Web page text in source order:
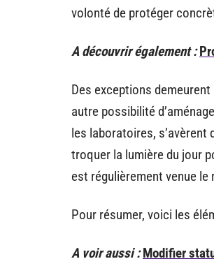
volonté de protéger
A découvrir également :
Des exceptions demeurent
autre possibilité
les laboratoires, s’avèrent
troquer la lumière du jour
est régulièrement venue le
Pour résumer, voici les
A voir aussi : Modifier